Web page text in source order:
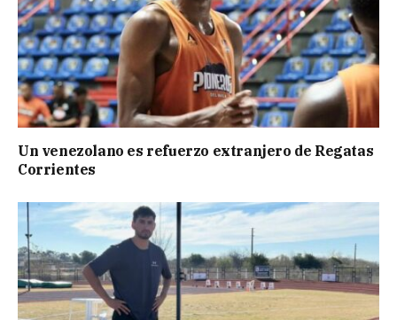
Un venezolano es refuerzo extranjero de Regatas
Corrientes